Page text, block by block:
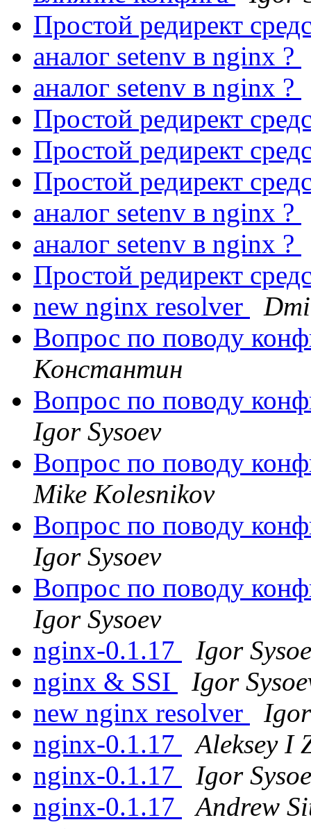
Простой редирект
аналог setenv в nginx ?
аналог setenv в nginx ?
Простой редирект
Простой редирект
Простой редирект
аналог setenv в nginx ?
аналог setenv в nginx ?
Простой редирект
new nginx resolver
Вопрос по поводу
Константин
Вопрос по поводу
Igor Sysoev
Вопрос по поводу
Mike Kolesnikov
Вопрос по поводу
Igor Sysoev
Вопрос по поводу
Igor Sysoev
nginx-0.1.17
Igor
nginx & SSI
Igor
new nginx resolver
nginx-0.1.17
Aleksey I
nginx-0.1.17
Igor
nginx-0.1.17
Andrew